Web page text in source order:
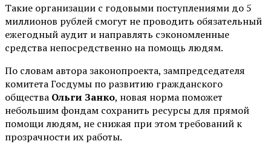
Такие организации с годовыми поступлениями до 5
миллионов рублей смогут не проводить обязательный
ежегодный аудит и направлять сэкономленные
средства непосредственно на помощь людям.
По словам автора законопроекта, зампредседателя
комитета Госдумы по развитию гражданского
общества Ольги Занко, новая норма поможет
небольшим фондам сохранить ресурсы для прямой
помощи людям, не снижая при этом требований к
прозрачности их работы.